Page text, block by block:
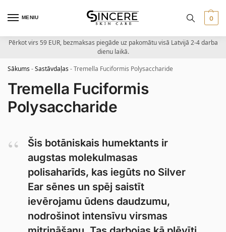
MENIU 0
Pērkot virs 59 EUR, bezmaksas piegāde uz pakomātu visā Latvijā 2-4 darba
dienu laikā.
Sākums-Sastāvdaļas-Tremella Fuciformis Polysaccharide
Tremella Fuciformis
Polysaccharide
Šis botāniskais humektants ir
augstas molekulmasas
polisaharīds, kas iegūts no Silver
Ear sēnes un spēj saistīt
ievērojamu ūdens daudzumu,
nodrošinot intensīvu virsmas